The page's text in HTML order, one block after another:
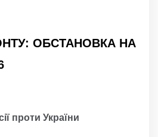
ОБСТАНОВКА НА
проти України